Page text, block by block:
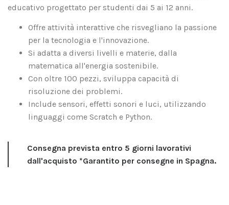
educativo progettato per studenti dai 5 ai 12 anni.
Offre attività interattive che risvegliano la passione
per la tecnologia e l'innovazione.
Si adatta a diversi livelli e materie, dalla
matematica all'energia sostenibile.
Con oltre 100 pezzi, sviluppa capacità di
risoluzione dei problemi.
Include sensori, effetti sonori e luci, utilizzando
linguaggi come Scratch e Python.
Consegna prevista entro 5 giorni lavorativi
dall'acquisto *Garantito per consegne in Spagna.